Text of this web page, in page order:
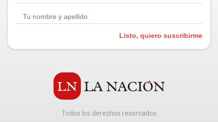
Listo, quiero suscribirme
Todos los derechos reservados